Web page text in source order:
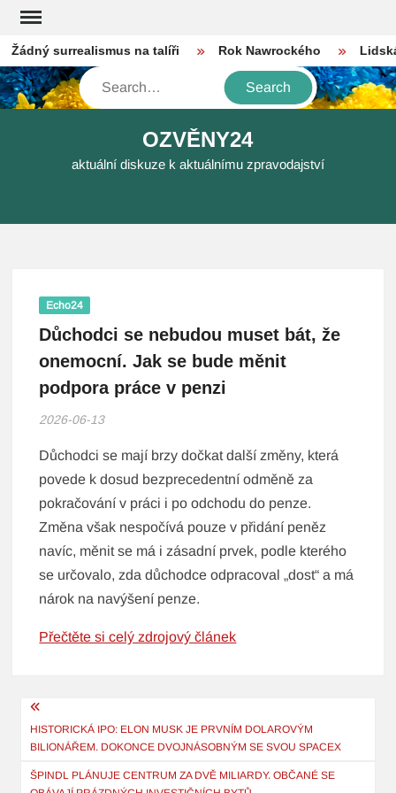
Skip
content
surrealismus na talíři Rok Nawrockého Lidská
Search
OZVĚNY24
aktuální diskuze k aktuálnímu zpravodajství
Echo24
Důchodci se nebudou muset bát, že
onemocní. Jak se bude měnit
podpora práce v penzi
2026-06-13
Důchodci se mají brzy dočkat další změny, která
povede k dosud bezprecedentní odměně za
pokračování v práci i po odchodu do penze.
Změna však nespočívá pouze v přidání peněz
navíc, měnit se má i zásadní prvek, podle kterého
se určovalo, zda důchodce odpracoval „dost“ a má
nárok na navýšení penze.
Přečtěte si celý zdrojový článek
Navigace
pro
příspěvek
HISTORICKÁ IPO: ELON MUSK JE PRVNÍM DOLAROVÝM
BILIONÁŘEM. DOKONCE DVOJNÁSOBNÝM SE SVOU SPACEX
ŠPINDL PLÁNUJE CENTRUM ZA DVĚ MILIARDY. OBČANÉ SE